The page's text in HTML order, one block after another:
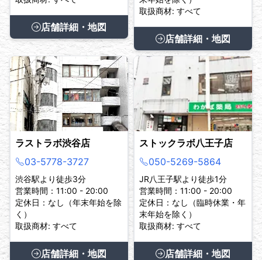
店舗詳細・地図
取扱商材: すべて
店舗詳細・地図
ラストラボ渋谷店
03-5778-3727
渋谷駅より徒歩3分
営業時間：11:00 - 20:00
定休日：なし（年末年始を除
く）
取扱商材: すべて
店舗詳細・地図
ストックラボ八王子店
050-5269-5864
JR八王子駅より徒歩1分
営業時間：11:00 - 20:00
定休日：なし（臨時休業・年
末年始を除く）
取扱商材: すべて
店舗詳細・地図